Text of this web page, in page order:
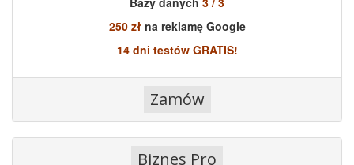
250 złna reklamę Google
14 dni testów GRATIS!
Biznes Pro